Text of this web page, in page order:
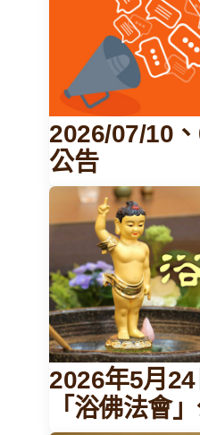
2026/07/10
公告
2026年5月
「浴佛法會